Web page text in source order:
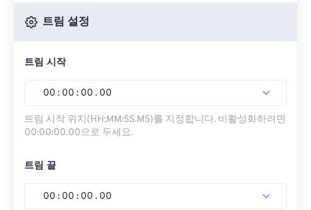
트림 설정
트림 시작
00 : 00 : 00 . 00
트림 시작 위치(HH:MM:SS.MS)를 지정합니다. 비활성화하려면
00:00:00.00으로 두세요.
트림 끝
00 : 00 : 00 . 00